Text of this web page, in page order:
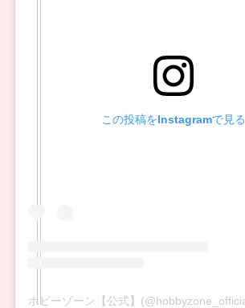
この投稿をInstagramで見る